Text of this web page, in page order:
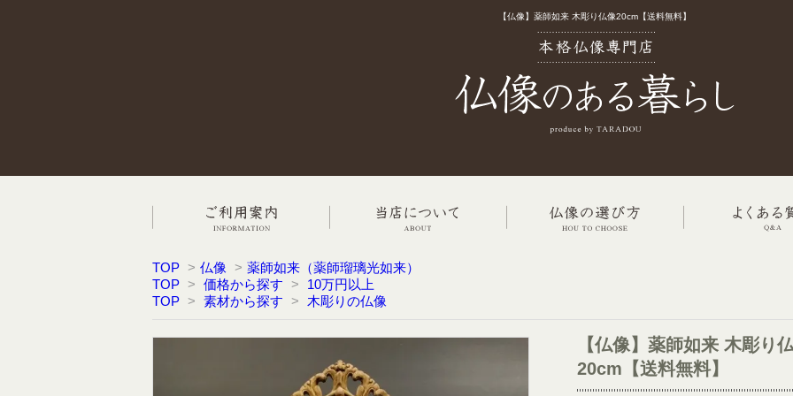
【仏像】薬師如来 木彫り仏像20cm【送料無料】
TOP > 仏像 > 薬師如来（薬師瑠璃光如来）
TOP > 価格から探す >
10万円以上
TOP > 素材から探す > 木彫りの仏像
【仏像】薬師如来 木彫り
20cm【送料無料】